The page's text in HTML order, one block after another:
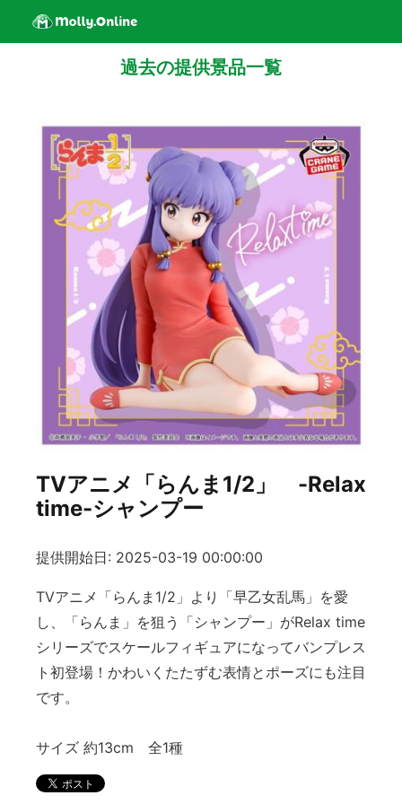
過去の提供景品一覧
TVアニメ「らんま1/2」 -Relax
time-シャンプー
提供開始日: 2025-03-19 00:00:00
TVアニメ「らんま1/2」より「早乙女乱馬」を愛
し、「らんま」を狙う「シャンプー」がRelax time
シリーズでスケールフィギュアになってバンプレス
ト初登場！かわいくたたずむ表情とポーズにも注目
です。
サイズ 約13cm 全1種